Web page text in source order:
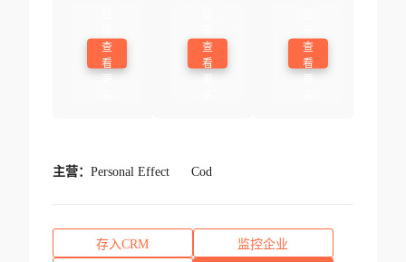
查
看
查
看
查
看
主营： Personal Effect Cod
存入CRM 监控企业